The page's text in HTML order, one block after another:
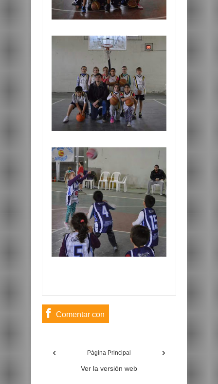
Comentar con
Facebook
‹ ›
Página Principal
Ver la versión web